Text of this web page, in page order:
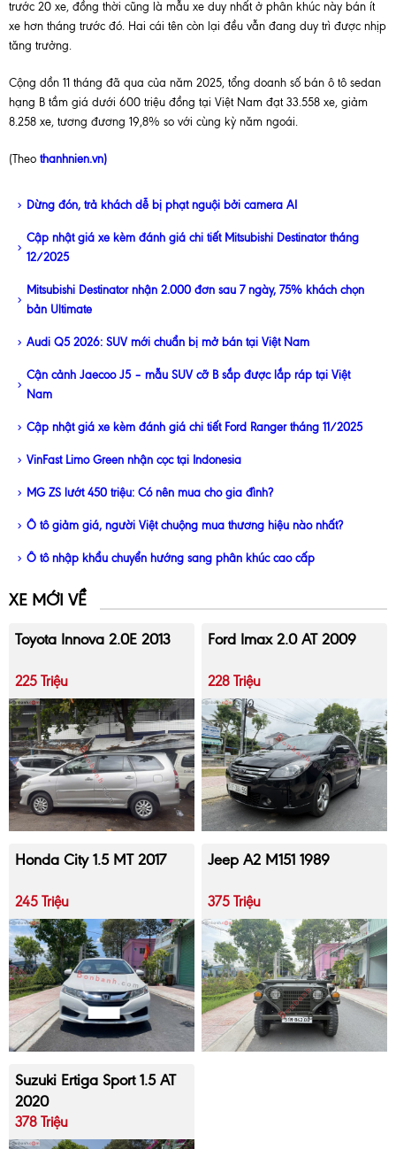
trước 20 xe, đồng thời cũng là mẫu xe duy nhất ở phân khúc này bán ít
xe hơn tháng trước đó. Hai cái tên còn lại đều vẫn đang duy trì được nhịp
tăng trưởng.
Cộng dồn 11 tháng đã qua của năm 2025, tổng doanh số bán ô tô sedan
hạng B tầm giá dưới 600 triệu đồng tại Việt Nam đạt 33.558 xe, giảm
8.258 xe, tương đương 19,8% so với cùng kỳ năm ngoái.
(Theo thanhnien.vn)
Dừng đón, trả khách dễ bị phạt nguội bởi camera AI
Cập nhật giá xe kèm đánh giá chi tiết Mitsubishi Destinator tháng
12/2025
Mitsubishi Destinator nhận 2.000 đơn sau 7 ngày, 75% khách chọn
bản Ultimate
Audi Q5 2026: SUV mới chuẩn bị mở bán tại Việt Nam
Cận cảnh Jaecoo J5 – mẫu SUV cỡ B sắp được lắp ráp tại Việt
Nam
Cập nhật giá xe kèm đánh giá chi tiết Ford Ranger tháng 11/2025
VinFast Limo Green nhận cọc tại Indonesia
MG ZS lướt 450 triệu: Có nên mua cho gia đình?
Ô tô giảm giá, người Việt chuộng mua thương hiệu nào nhất?
Ô tô nhập khẩu chuyển hướng sang phân khúc cao cấp
XE MỚI VỀ
Toyota Innova 2.0E 2013
225 Triệu
Ford Imax 2.0 AT 2009
228 Triệu
Honda City 1.5 MT 2017
245 Triệu
Jeep A2 M151 1989
375 Triệu
Suzuki Ertiga Sport 1.5 AT
2020
378 Triệu